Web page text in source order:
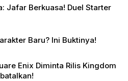
Jafar Berkuasa! Duel Starter
Karakter Baru? Ini Buktinya!
Enix Diminta Rilis Kingdom